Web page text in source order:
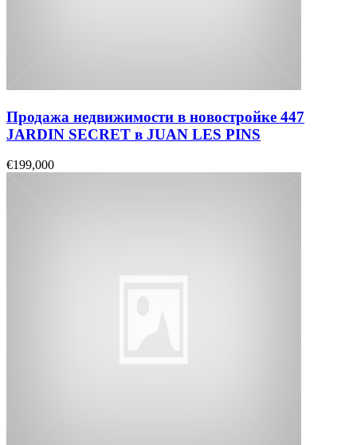
Продажа недвижимости в новостройке 447
JARDIN SECRET в JUAN LES PINS
€199,000